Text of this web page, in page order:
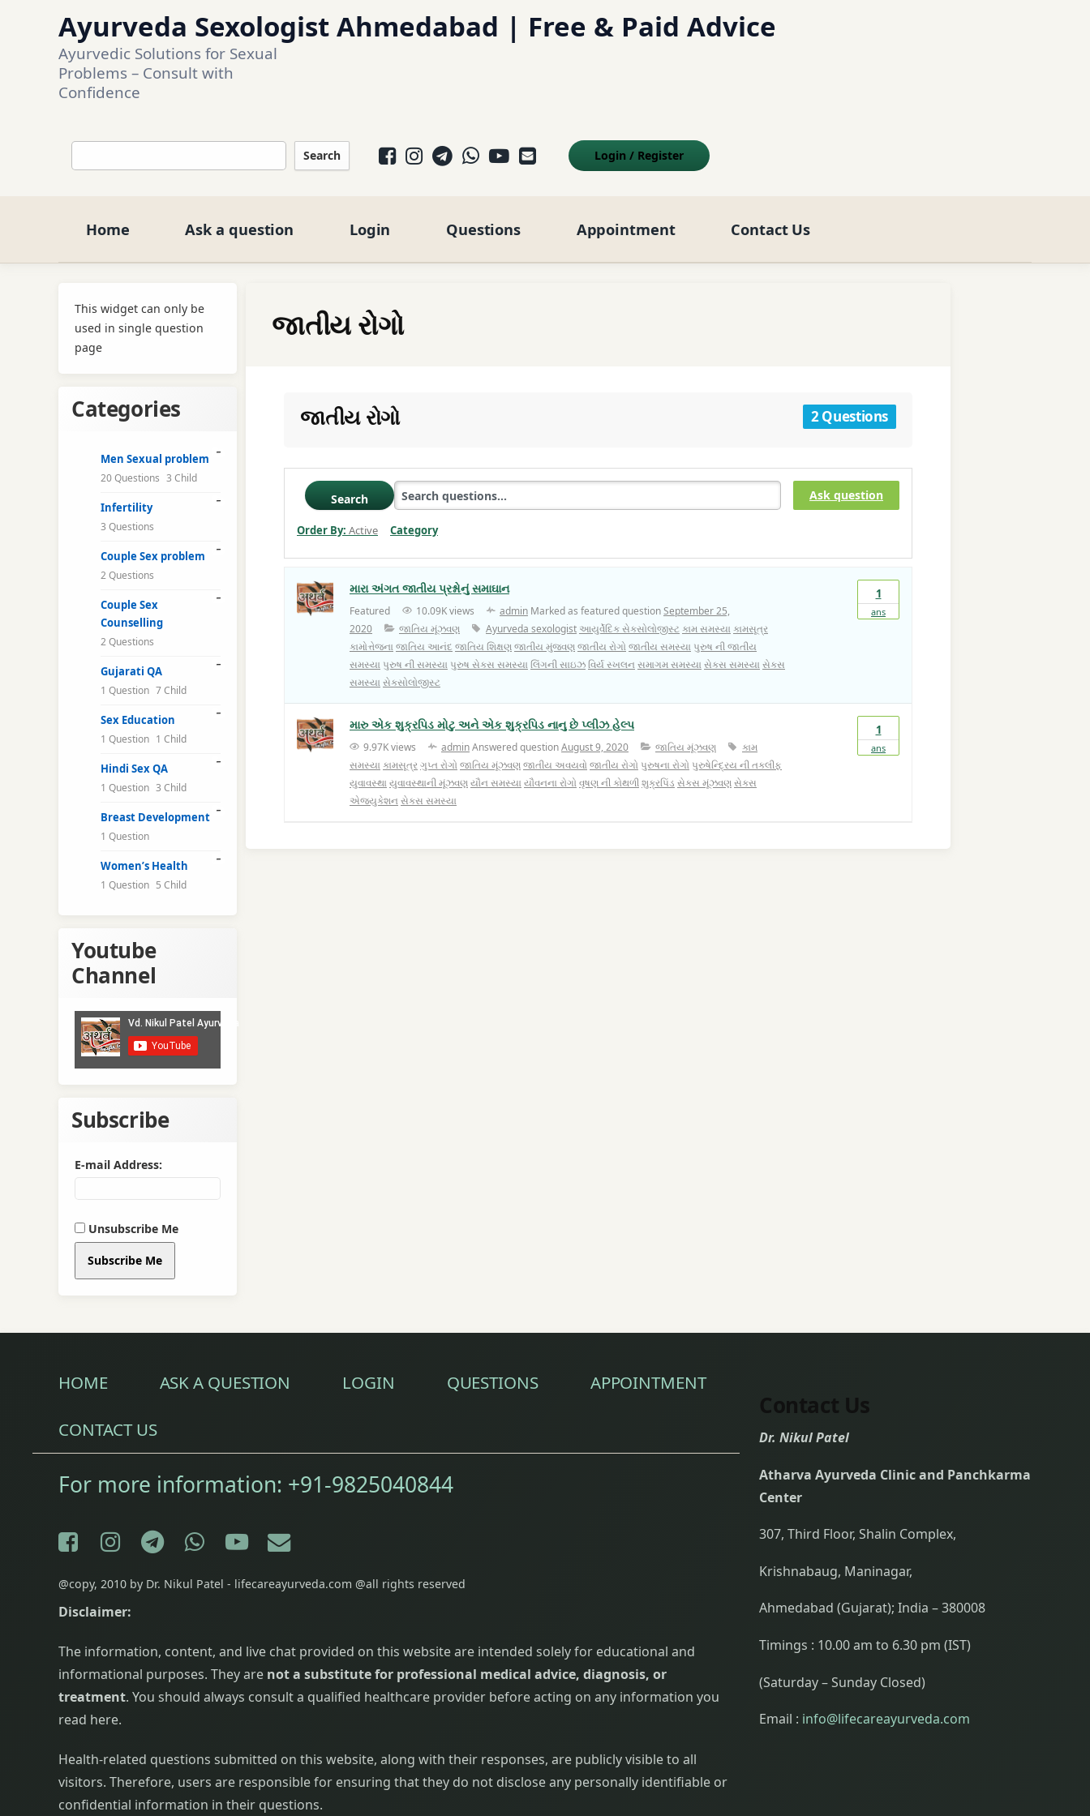
Ayurveda Sexologist Ahmedabad | Free & Paid Advice
Ayurvedic Solutions for Sexual
Problems – Consult with
Confidence
Search Facebook
Instagram
Telegram
WhatsApp
YouTube
E-mail Login / Register
Home Ask a question Login Questions Appointment Contact Us
જાતીય રોગો
જાતીય રોગો 2 Questions
Ask question
Search
Order By: Active Category
1
ans
મારા અંગત જાતીય પ્રશ્નોનું સમાઘાન
Featured 10.09K views admin Marked as featured questionSeptember 25,
2020
જાતિય મૂંઝવણ Ayurveda sexologist આયુર્વેદિક સેક્સોલોજીસ્ટકામ સમસ્યા કામસૂત્ર
કામોત્તેજના જાતિય આનંદ જાતિય શિક્ષણજાતીય મુંજવણજાતીય રોગોજાતીય સમસ્યા પુરુષ ની જાતીય
સમસ્યા પુરુષ ની સમસ્યા પુરુષ સેક્સ સમસ્યા લિંગની સાઇઝવિર્ય સ્ખલન સમાગમ સમસ્યા સેકસ સમસ્યા સેક્સ
સમસ્યા સેક્સોલોજીસ્ટ
1
ans
મારુ એક શુક્રપિડ મોટુ અને એક શુક્રપિડ નાનુ છે પ્લીઝ હેલ્પ
9.97K views adminAnswered questionAugust 9, 2020 જાતિય મૂંઝવણ
કામ
સમસ્યા કામસૂત્રગુપ્ત રોગોજાતિય મૂંઝવણજાતીય અવયવોજાતીય રોગો પુરુષના રોગો પુરુષેન્દ્રિય ની તકલીફ
યુવાવસ્થા યુવાવસ્થાની મૂંઝવણયૌન સમસ્યા યૌવનના રોગોવૃષણ ની કોથળીશુક્રપિંડ સેકસ મૂંઝવણસેક્સ
એજ્યુકેશન સેક્સ સમસ્યા
This widget can only be
used in single question
page
Categories
Men Sexual problem
20 Questions 3 Child
Infertility
3 Questions
Couple Sex problem
2 Questions
Couple Sex
Counselling
2 Questions
Gujarati QA
1 Question 7 Child
Sex Education
1 Question 1 Child
Hindi Sex QA
1 Question 3 Child
Breast Development
1 Question
Women’s Health
1 Question 5 Child
Youtube
Channel
Subscribe
E-mail Address:
Unsubscribe Me
Subscribe Me
HOME ASK A QUESTION LOGIN QUESTIONS APPOINTMENT
CONTACT US
For more information: +91-9825040844
Facebook
Instagram
Telegram
WhatsApp
YouTube
E-mail
@copy, 2010 by Dr. Nikul Patel - lifecareayurveda.com @all rights reserved
Disclaimer:
The information, content, and live chat provided on this website are intended solely for educational and
informational purposes. They are not a substitute for professional medical advice, diagnosis, or
treatment. You should always consult a qualified healthcare provider before acting on any information you
read here.
Health-related questions submitted on this website, along with their responses, are publicly visible to all
visitors. Therefore, users are responsible for ensuring that they do not disclose any personally identifiable or
confidential information in their questions.
Contact Us
Dr. Nikul Patel
Atharva Ayurveda Clinic and Panchkarma
Center
307, Third Floor, Shalin Complex,
Krishnabaug, Maninagar,
Ahmedabad (Gujarat); India – 380008
Timings : 10.00 am to 6.30 pm (IST)
(Saturday – Sunday Closed)
Email : info@lifecareayurveda.com